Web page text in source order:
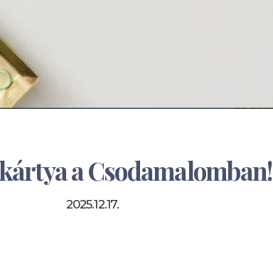
a Csodamalomban!
2025.12.17.